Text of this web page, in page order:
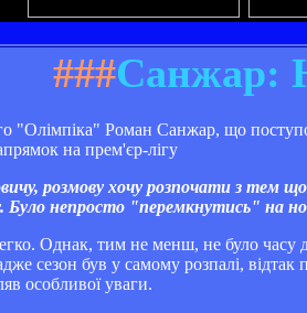
###Санжар:
"Олімпіка" Роман Санжар, що
на прем'єр-лігу
розмову хочу розпочати з тем
Було непросто "перемкнутись" на
Однак, тим не менш, не було часу
сезон був у самому розпалі,
особливої уваги.